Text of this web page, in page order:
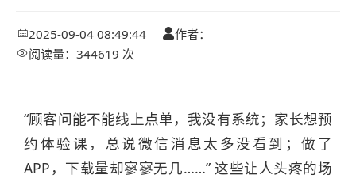
2025-09-04 08:49:44 作者：
阅读量：344619 次
“顾客问能不能线上点单，我没有系统；家长想预
约体验课，总说微信消息太多没看到；做了
APP，下载量却寥寥无几……” 这些让人头疼的场